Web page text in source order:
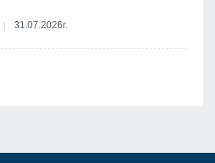
31.07.2026г.